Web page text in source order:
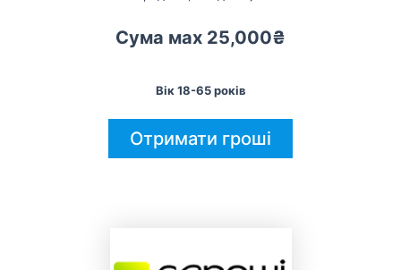
Сума мах 25,000₴
Вік 18-65 років
Отримати гроші